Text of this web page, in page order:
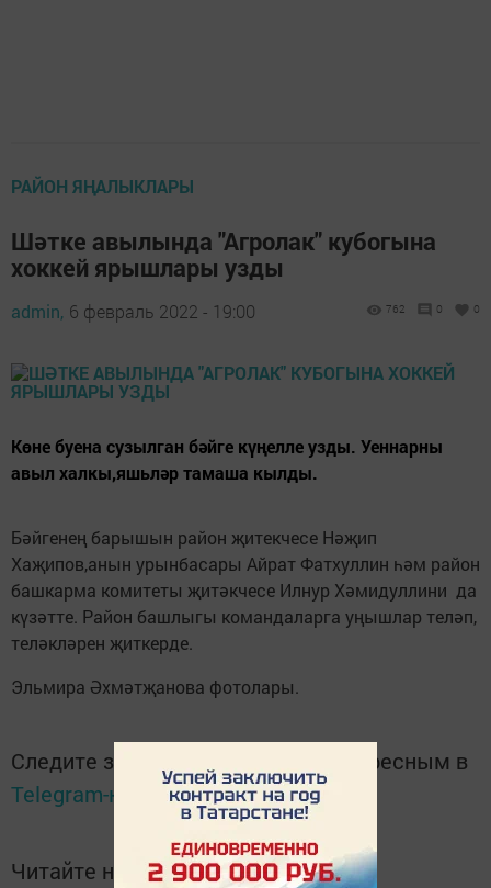
РАЙОН ЯҢАЛЫКЛАРЫ
Шәтке авылында "Агролак" кубогына
хоккей ярышлары узды
admin, 6 февраль 2022 - 19:00 762 0 0
Көне буена сузылган бәйге күңелле узды. Уеннарны
авыл халкы,яшьләр тамаша кылды.
Бәйгенең барышын район җитекчесе Нәҗип
Хаҗипов,анын урынбасары Айрат Фатхуллин һәм район
башкарма комитеты җитәкчесе Илнур Хәмидуллини да
күзәтте. Район башлыгы командаларга уңышлар теләп,
теләкләрен җиткерде.
Эльмира Әхмәтҗанова фотолары.
Следите за самым важным и интересным в
Telegram-каналеТатмедиа
Читайте новости Татарстана в